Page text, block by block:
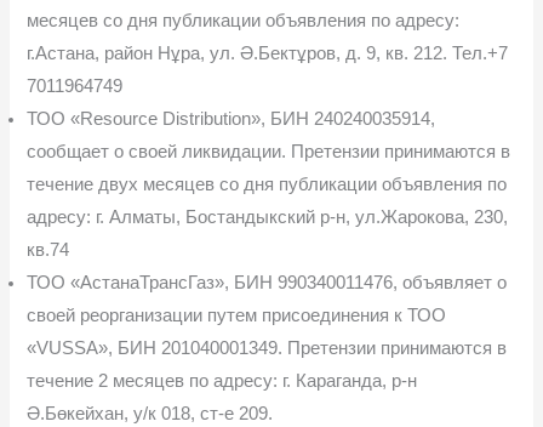
месяцев со дня публикации объявления по адресу:
г.Астана, район Нұра, ул. Ә.Бектұров, д. 9, кв. 212. Тел.+7
7011964749
ТОО «Resource Distribution», БИН 240240035914,
сообщает о своей ликвидации. Претензии принимаются в
течение двух месяцев со дня публикации объявления по
адресу: г. Алматы, Бостандыкский р-н, ул.Жарокова, 230,
кв.74
ТОО «АстанаТрансГаз», БИН 990340011476, объявляет о
своей реорганизации пу­тем присоединения к ТОО
«VUSSA», БИН 201040001349. Претензии принимаются в
тече­ние 2 месяцев по адресу: г. Караганда, р-н
Ә.Бөкейхан, у/к 018, ст-е 209.